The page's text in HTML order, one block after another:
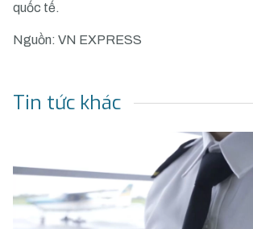
quốc tế.
Nguồn: VN EXPRESS
Tin tức khác